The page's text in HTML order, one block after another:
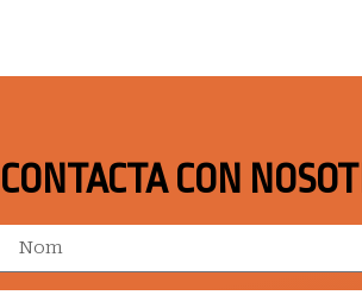
CONTACTA CON